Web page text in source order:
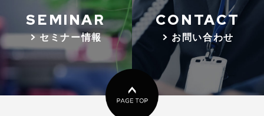
SEMINAR
> セミナー情報
CONTACT
> お問い合わせ